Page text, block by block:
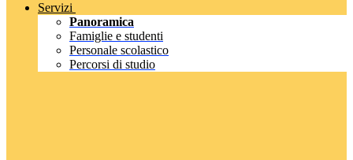
Servizi
Panoramica
Famiglie e studenti
Personale scolastico
Percorsi di studio